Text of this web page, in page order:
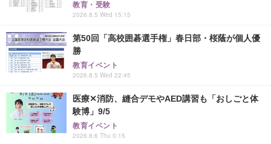
教育・受験
2026.8.5 Wed 15:15
第50回「高校囲碁選手権」春日部・桜蔭が個人優
勝
教育イベント
2026.8.5 Wed 22:45
医療✕消防、縫合デモやAED講習も「おしごと体
験博」9/5
教育イベント
2026.8.6 Thu 0:15